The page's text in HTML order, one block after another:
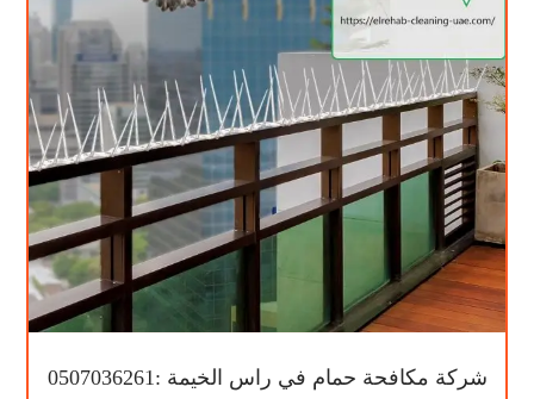
شركة مكافحة حمام في راس الخيمة :0507036261